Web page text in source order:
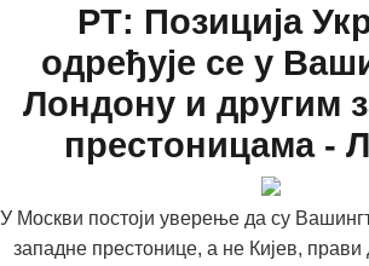
РТ: Позиција
одређује се у
Лондону и другим
престоницама -
У Москви постоји уверење да су
западне престонице, а не Кијев,